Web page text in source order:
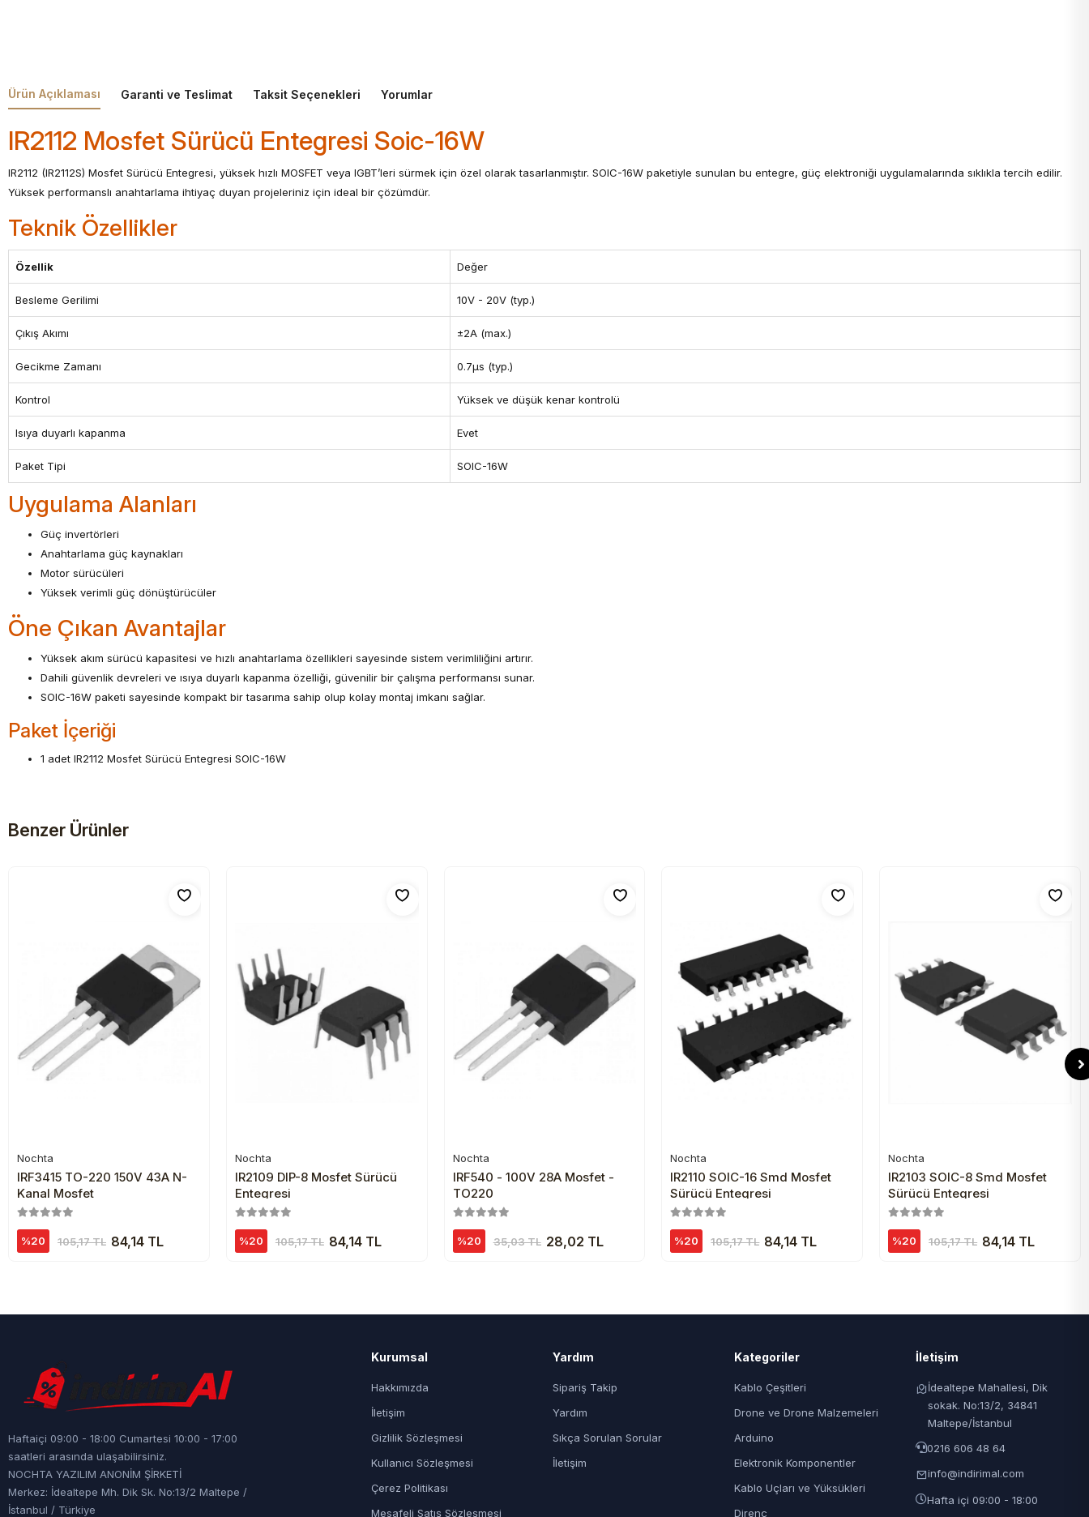
Ürün Açıklaması Garanti ve Teslimat Taksit Seçenekleri Yorumlar
IR2112 Mosfet Sürücü Entegresi Soic-16W
IR2112 (IR2112S) Mosfet Sürücü Entegresi, yüksek hızlı MOSFET veya IGBT’leri sürmek için özel olarak tasarlanmıştır. SOIC-16W paketiyle sunulan bu entegre, güç elektroniği uygulamalarında sıklıkla tercih edilir.
Yüksek performanslı anahtarlama ihtiyaç duyan projeleriniz için ideal bir çözümdür.
Teknik Özellikler
Özellik Değer
Besleme Gerilimi 10V - 20V (typ.)
Çıkış Akımı ±2A (max.)
Gecikme Zamanı 0.7µs (typ.)
Kontrol Yüksek ve düşük kenar kontrolü
Isıya duyarlı kapanma Evet
Paket Tipi SOIC-16W
Uygulama Alanları
Güç invertörleri
Anahtarlama güç kaynakları
Motor sürücüleri
Yüksek verimli güç dönüştürücüler
Öne Çıkan Avantajlar
Yüksek akım sürücü kapasitesi ve hızlı anahtarlama özellikleri sayesinde sistem verimliliğini artırır.
Dahili güvenlik devreleri ve ısıya duyarlı kapanma özelliği, güvenilir bir çalışma performansı sunar.
SOIC-16W paketi sayesinde kompakt bir tasarıma sahip olup kolay montaj imkanı sağlar.
Paket İçeriği
1 adet IR2112 Mosfet Sürücü Entegresi SOIC-16W
Benzer Ürünler
Sepete Ekle
Nochta
IRF3415 TO-220 150V 43A N-
Kanal Mosfet
%20 105,17 TL 84,14 TL
Sepete Ekle
Nochta
IR2109 DIP-8 Mosfet Sürücü
Entegresi
%20 105,17 TL 84,14 TL
Sepete Ekle
Nochta
IRF540 - 100V 28A Mosfet -
TO220
%20 35,03 TL 28,02 TL
Sepete Ekle
Nochta
IR2110 SOIC-16 Smd Mosfet
Sürücü Entegresi
%20 105,17 TL 84,14 TL
Sepete Ekle
Nochta
IR2103 SOIC-8 Smd Mosfet
Sürücü Entegresi
%20 105,17 TL 84,14 TL
Haftaiçi 09:00 - 18:00 Cumartesi 10:00 - 17:00
saatleri arasında ulaşabilirsiniz.
NOCHTA YAZILIM ANONİM ŞİRKETİ
Merkez: İdealtepe Mh. Dik Sk. No:13/2 Maltepe /
İstanbul / Türkiye
Kurumsal
Hakkımızda
İletişim
Gizlilik Sözleşmesi
Kullanıcı Sözleşmesi
Çerez Politikası
Mesafeli Satış Sözleşmesi
Yardım
Sipariş Takip
Yardım
Sıkça Sorulan Sorular
İletişim
Kategoriler
Kablo Çeşitleri
Drone ve Drone Malzemeleri
Arduino
Elektronik Komponentler
Kablo Uçları ve Yüksükleri
Direnç
İletişim
İdealtepe Mahallesi, Dik
sokak. No:13/2, 34841
Maltepe/İstanbul
0216 606 48 64
info@indirimal.com
Hafta içi 09:00 - 18:00